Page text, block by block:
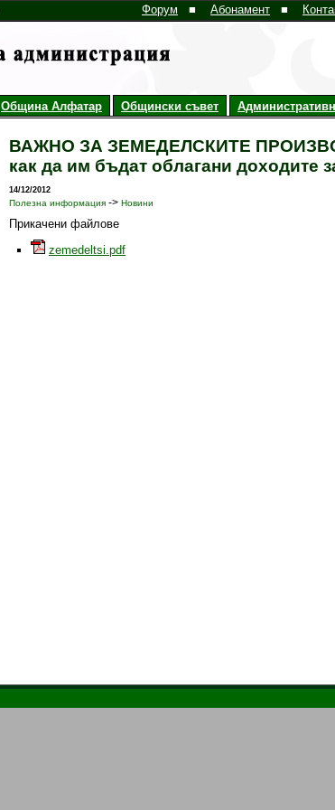
Форум ■ Абонамент ■
Община Алфатар Общински съвет
ВАЖНО ЗА ЗЕМЕДЕЛСКИТЕ
как да им бъдат облагани доходите
14/12/2012
Полезна информация -> Новини
Прикачени файлове
zemedeltsi.pdf